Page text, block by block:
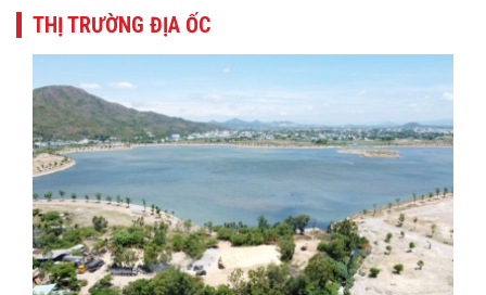
THỊ TRƯỜNG ĐỊA ỐC